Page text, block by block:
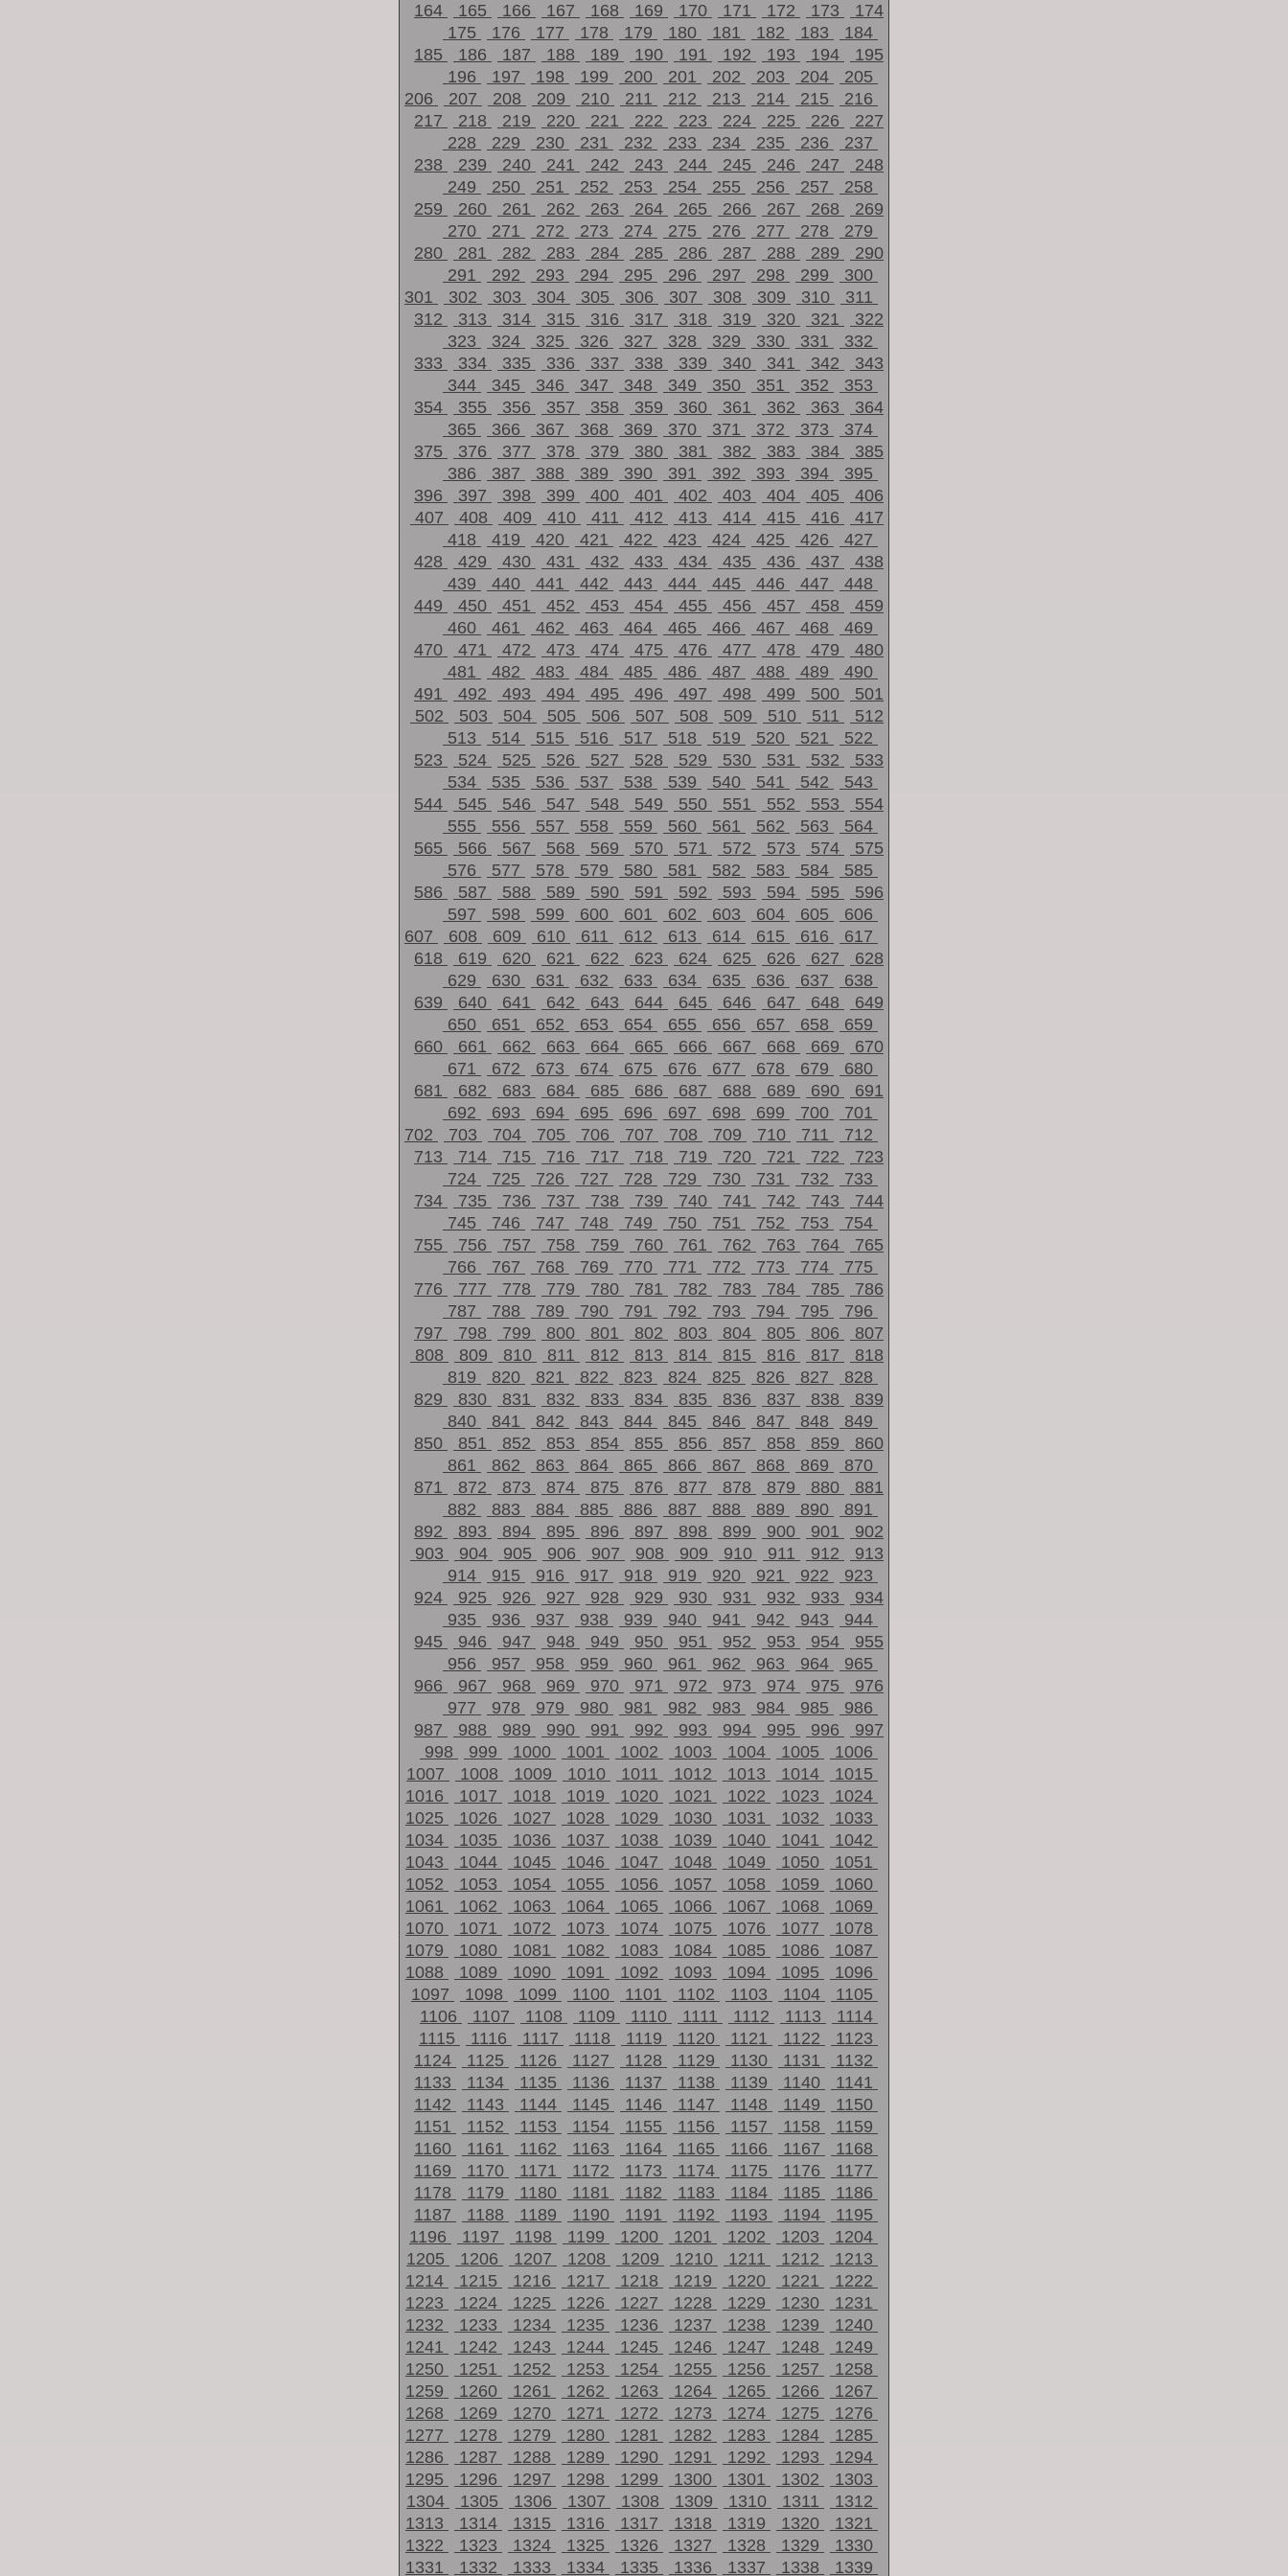
164
165 166 167 168 169 170 171 172 173
174
175
176 177 178 179 180 181 182 183
184
185
186 187 188 189 190 191 192 193 194
195
196
197 198 199 200 201 202 203 204
205
206
207 208 209 210 211 212 213 214 215
216
217
218 219 220 221 222 223 224 225 226
227
228
229 230 231 232 233 234 235 236
237
238
239 240 241 242 243 244 245 246 247
248
249
250 251 252 253 254 255 256 257
258
259
260 261 262 263 264 265 266 267 268
269
270
271 272 273 274 275 276 277 278
279
280
281 282 283 284 285 286 287 288 289
290
291
292 293 294 295 296 297 298 299
300
301
302 303 304 305 306 307 308 309 310
311
312
313 314 315 316 317 318 319 320 321
322
323
324 325 326 327 328 329 330 331
332
333
334 335 336 337 338 339 340 341 342
343
344
345 346 347 348 349 350 351 352
353
354
355 356 357 358 359 360 361 362 363
364
365
366 367 368 369 370 371 372 373
374
375
376 377 378 379 380 381 382 383 384
385
386
387 388 389 390 391 392 393 394
395
396
397 398 399 400 401 402 403 404 405
406
407
408 409 410 411 412 413 414 415 416
417
418
419 420 421 422 423 424 425 426
427
428
429 430 431 432 433 434 435 436 437
438
439
440 441 442 443 444 445 446 447
448
449
450 451 452 453 454 455 456 457 458
459
460
461 462 463 464 465 466 467 468
469
470
471 472 473 474 475 476 477 478 479
480
481
482 483 484 485 486 487 488 489
490
491
492 493 494 495 496 497 498 499 500
501
502
503 504 505 506 507 508 509 510 511
512
513
514 515 516 517 518 519 520 521
522
523
524 525 526 527 528 529 530 531 532
533
534
535 536 537 538 539 540 541 542
543
544
545 546 547 548 549 550 551 552 553
554
555
556 557 558 559 560 561 562 563
564
565
566 567 568 569 570 571 572 573 574
575
576
577 578 579 580 581 582 583 584
585
586
587 588 589 590 591 592 593 594 595
596
597
598 599 600 601 602 603 604 605
606
607
608 609 610 611 612 613 614 615 616
617
618
619 620 621 622 623 624 625 626 627
628
629
630 631 632 633 634 635 636 637
638
639
640 641 642 643 644 645 646 647 648
649
650
651 652 653 654 655 656 657 658
659
660
661 662 663 664 665 666 667 668 669
670
671
672 673 674 675 676 677 678 679
680
681
682 683 684 685 686 687 688 689 690
691
692
693 694 695 696 697 698 699 700
701
702
703 704 705 706 707 708 709 710 711
712
713
714 715 716 717 718 719 720 721 722
723
724
725 726 727 728 729 730 731 732
733
734
735 736 737 738 739 740 741 742 743
744
745
746 747 748 749 750 751 752 753
754
755
756 757 758 759 760 761 762 763 764
765
766
767 768 769 770 771 772 773 774
775
776
777 778 779 780 781 782 783 784 785
786
787
788 789 790 791 792 793 794 795
796
797
798 799 800 801 802 803 804 805 806
807
808
809 810 811 812 813 814 815 816 817
818
819
820 821 822 823 824 825 826 827
828
829
830 831 832 833 834 835 836 837 838
839
840
841 842 843 844 845 846 847 848
849
850
851 852 853 854 855 856 857 858 859
860
861
862 863 864 865 866 867 868 869
870
871
872 873 874 875 876 877 878 879 880
881
882
883 884 885 886 887 888 889 890
891
892
893 894 895 896 897 898 899 900 901
902
903
904 905 906 907 908 909 910 911 912
913
914
915 916 917 918 919 920 921 922
923
924
925 926 927 928 929 930 931 932 933
934
935
936 937 938 939 940 941 942 943
944
945
946 947 948 949 950 951 952 953 954
955
956
957 958 959 960 961 962 963 964
965
966
967 968 969 970 971 972 973 974 975
976
977
978 979 980 981 982 983 984 985
986
987
988 989 990 991 992 993 994 995 996
997
998
999 1000 1001 1002 1003 1004 1005
1006
1007
1008 1009 1010 1011 1012 1013 1014
1015
1016
1017 1018 1019 1020 1021 1022 1023
1024
1025
1026 1027 1028 1029 1030 1031 1032
1033
1034
1035 1036 1037 1038 1039 1040 1041
1042
1043
1044 1045 1046 1047 1048 1049 1050
1051
1052
1053 1054 1055 1056 1057 1058 1059
1060
1061
1062 1063 1064 1065 1066 1067 1068
1069
1070
1071 1072 1073 1074 1075 1076 1077
1078
1079
1080 1081 1082 1083 1084 1085 1086
1087
1088
1089 1090 1091 1092 1093 1094 1095
1096
1097
1098 1099 1100 1101 1102 1103 1104
1105
1106
1107 1108 1109 1110 1111 1112 1113
1114
1115
1116 1117 1118 1119 1120 1121 1122
1123
1124
1125 1126 1127 1128 1129 1130 1131
1132
1133
1134 1135 1136 1137 1138 1139 1140
1141
1142
1143 1144 1145 1146 1147 1148 1149
1150
1151
1152 1153 1154 1155 1156 1157 1158
1159
1160
1161 1162 1163 1164 1165 1166 1167
1168
1169
1170 1171 1172 1173 1174 1175 1176
1177
1178
1179 1180 1181 1182 1183 1184 1185
1186
1187
1188 1189 1190 1191 1192 1193 1194
1195
1196
1197 1198 1199 1200 1201 1202 1203
1204
1205
1206 1207 1208 1209 1210 1211 1212
1213
1214
1215 1216 1217 1218 1219 1220 1221
1222
1223
1224 1225 1226 1227 1228 1229 1230
1231
1232
1233 1234 1235 1236 1237 1238 1239
1240
1241
1242 1243 1244 1245 1246 1247 1248
1249
1250
1251 1252 1253 1254 1255 1256 1257
1258
1259
1260 1261 1262 1263 1264 1265 1266
1267
1268
1269 1270 1271 1272 1273 1274 1275
1276
1277
1278 1279 1280 1281 1282 1283 1284
1285
1286
1287 1288 1289 1290 1291 1292 1293
1294
1295
1296 1297 1298 1299 1300 1301 1302
1303
1304
1305 1306 1307 1308 1309 1310 1311
1312
1313
1314 1315 1316 1317 1318 1319 1320
1321
1322
1323 1324 1325 1326 1327 1328 1329
1330
1331
1332 1333 1334 1335 1336 1337 1338 1339